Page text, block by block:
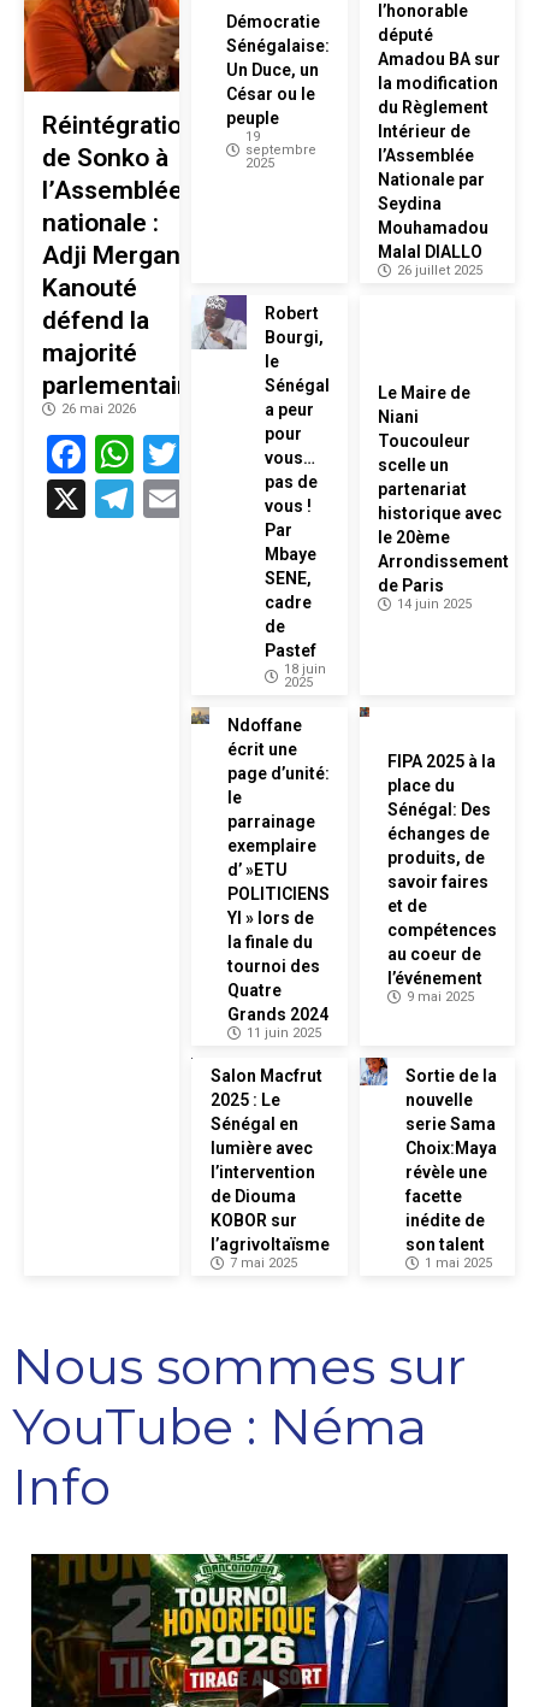
Réintégration
de Sonko à
l’Assemblée
nationale :
Adji Mergane
Kanouté
défend la
majorité
parlementaire
26 mai 2026
Facebook
WhatsApp
Twitter
X
Telegram
Email
Démocratie
Sénégalaise:
Un Duce, un
César ou le
peuple
19
septembre
2025
l’honorable
député
Amadou BA sur
la modification
du Règlement
Intérieur de
l’Assemblée
Nationale par
Seydina
Mouhamadou
Malal DIALLO
26 juillet 2025
Robert
Bourgi,
le
Sénégal
a peur
pour
vous…
pas de
vous !
Par
Mbaye
SENE,
cadre
de
Pastef
18 juin
2025
Le Maire de
Niani
Toucouleur
scelle un
partenariat
historique avec
le 20ème
Arrondissement
de Paris
14 juin 2025
Ndoffane
écrit une
page d’unité:
le
parrainage
exemplaire
d’ »ETU
POLITICIENS
YI » lors de
la finale du
tournoi des
Quatre
Grands 2024
11 juin 2025
FIPA 2025 à la
place du
Sénégal: Des
échanges de
produits, de
savoir faires
et de
compétences
au coeur de
l’événement
9 mai 2025
Salon Macfrut
2025 : Le
Sénégal en
lumière avec
l’intervention
de Diouma
KOBOR sur
l’agrivoltaïsme
7 mai 2025
Sortie de la
nouvelle
serie Sama
Choix:Maya
révèle une
facette
inédite de
son talent
1 mai 2025
Nous sommes sur
YouTube : Néma
Info